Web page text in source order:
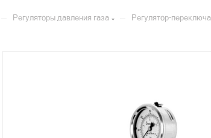
— Регуляторы давления газа — Регулятор-